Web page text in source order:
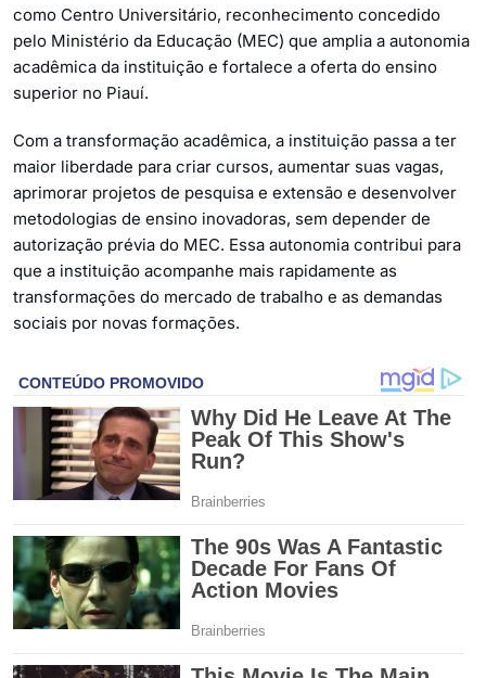
como Centro Universitário, reconhecimento concedido
pelo Ministério da Educação (MEC) que amplia a autonomia
acadêmica da instituição e fortalece a oferta do ensino
superior no Piauí.
Com a transformação acadêmica, a instituição passa a ter
maior liberdade para criar cursos, aumentar suas vagas,
aprimorar projetos de pesquisa e extensão e desenvolver
metodologias de ensino inovadoras, sem depender de
autorização prévia do MEC. Essa autonomia contribui para
que a instituição acompanhe mais rapidamente as
transformações do mercado de trabalho e as demandas
sociais por novas formações.